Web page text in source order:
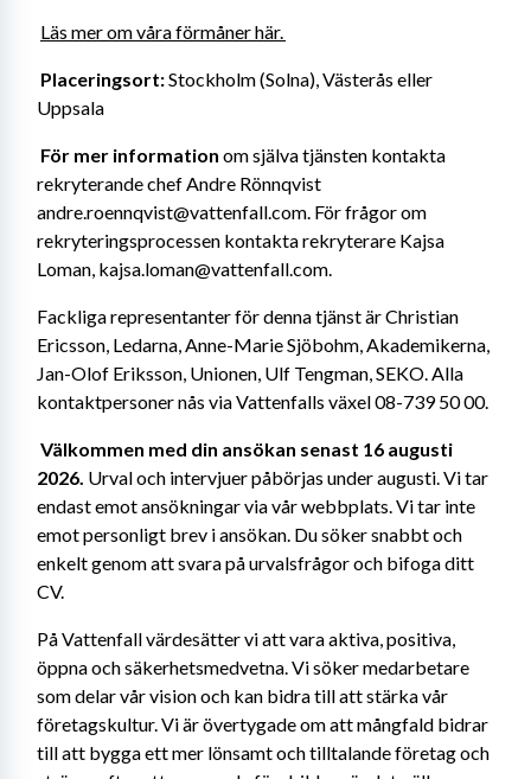
Läs mer om våra förmåner här.
Placeringsort: Stockholm (Solna), Västerås eller
Uppsala
För mer information om själva tjänsten kontakta
rekryterande chef Andre Rönnqvist
andre.roennqvist@vattenfall.com. För frågor om
rekryteringsprocessen kontakta rekryterare Kajsa
Loman, kajsa.loman@vattenfall.com.
Fackliga representanter för denna tjänst är Christian
Ericsson, Ledarna, Anne-Marie Sjöbohm, Akademikerna,
Jan-Olof Eriksson, Unionen, Ulf Tengman, SEKO. Alla
kontaktpersoner nås via Vattenfalls växel 08-739 50 00.
Välkommen med din ansökan senast 16 augusti
2026. Urval och intervjuer påbörjas under augusti. Vi tar
endast emot ansökningar via vår webbplats. Vi tar inte
emot personligt brev i ansökan. Du söker snabbt och
enkelt genom att svara på urvalsfrågor och bifoga ditt
CV.
På Vattenfall värdesätter vi att vara aktiva, positiva,
öppna och säkerhetsmedvetna. Vi söker medarbetare
som delar vår vision och kan bidra till att stärka vår
företagskultur. Vi är övertygade om att mångfald bidrar
till att bygga ett mer lönsamt och tilltalande företag och